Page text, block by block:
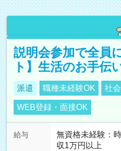
説明会参加で全員
ト】生活のお手伝
派遣 職種未経験OK 社
WEB登録・面接OK
給与
無資格未経験：
収1万円以上